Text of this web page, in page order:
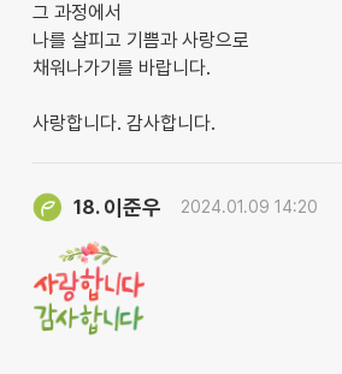
그 과정에서
나를 살피고 기쁨과 사랑으로
채워나가기를 바랍니다.
사랑합니다. 감사합니다.
18. 이준우 2024.01.09 14:20